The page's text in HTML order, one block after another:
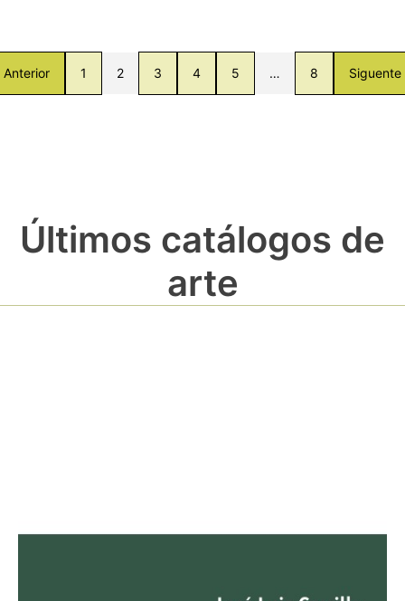
Anterior 1 2 3 4 5 … 8 Siguente
Últimos catálogos de
arte